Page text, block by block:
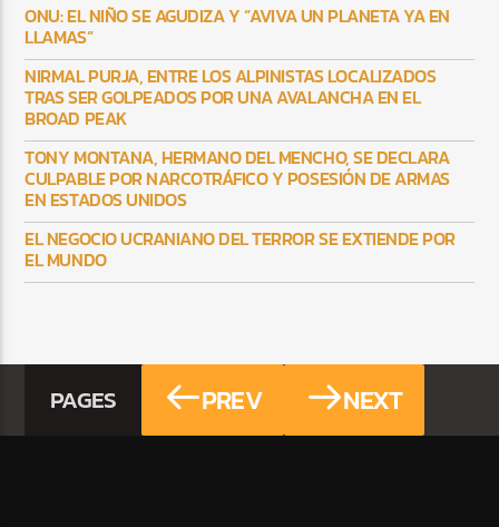
ONU: EL NIÑO SE AGUDIZA Y “AVIVA UN PLANETA YA EN
LLAMAS”
NIRMAL PURJA, ENTRE LOS ALPINISTAS LOCALIZADOS
TRAS SER GOLPEADOS POR UNA AVALANCHA EN EL
BROAD PEAK
TONY MONTANA, HERMANO DEL MENCHO, SE DECLARA
CULPABLE POR NARCOTRÁFICO Y POSESIÓN DE ARMAS
EN ESTADOS UNIDOS
EL NEGOCIO UCRANIANO DEL TERROR SE EXTIENDE POR
EL MUNDO
PAGES PREV NEXT